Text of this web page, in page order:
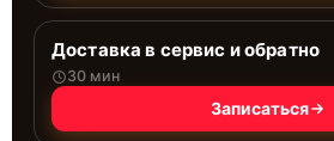
Доставка в сервис и обратно
30 мин
Записаться